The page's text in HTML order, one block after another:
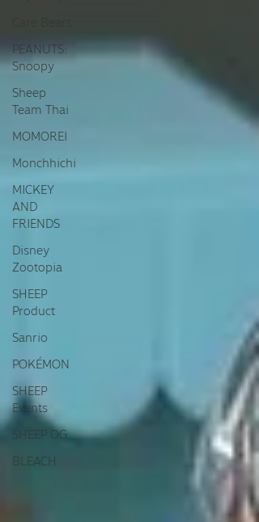
PEANUTS:
Snoopy
Sheep
Team Thai
MOMOREI
Monchhichi
MICKEY
AND
FRIENDS
Disney
Zootopia
SHEEP
Product
Sanrio
POKÉMON
SHEEP
Events
SHEEP OG
BLEACH